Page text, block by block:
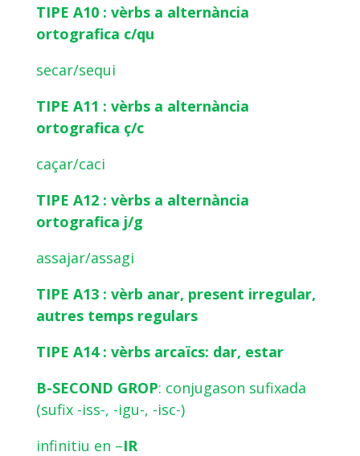
TIPE A10 : vèrbs a alternància
ortografica c/qu
secar/sequi
TIPE A11 : vèrbs a alternància
ortografica ç/c
caçar/caci
TIPE A12 : vèrbs a alternància
ortografica j/g
assajar/assagi
TIPE A13 : vèrb anar, present irregular,
autres temps regulars
TIPE A14 : vèrbs arcaïcs: dar, estar
B-SECOND GROP: conjugason sufixada
(sufix -iss-, -igu-, -isc-)
infinitiu en –IR